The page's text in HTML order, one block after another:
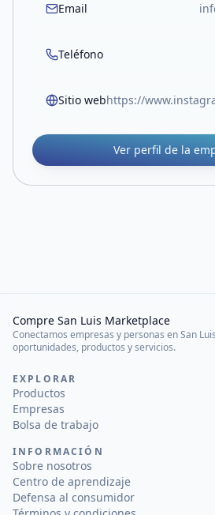
Email
Teléfono
Sitio web
Ver perfil de la
Compre San Luis Marketplace
Conectamos empresas y personas en San
oportunidades, productos y servicios.
EXPLORAR
Productos
Empresas
Bolsa de trabajo
INFORMACIÓN
Sobre nosotros
Centro de aprendizaje
Defensa al consumidor